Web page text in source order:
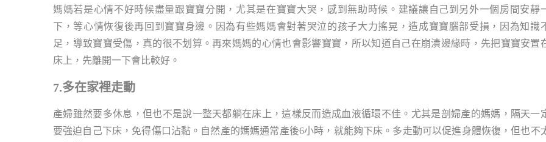
媽媽若是心情不好時候盡量跟寶寶分開，尤其是在寶寶大哭，感到無助時候。建議讓自己到另外一個房間安靜
下，等心情恢復後再回到寶寶身邊。因為有些媽媽會對著哭泣的孩子大力搖晃，造成寶寶腦部受損，因為知識
足，導致寶寶受傷，真的很不划算。再來媽媽的心情也會影響寶寶，所以知道自己在崩潰邊緣時，先把寶寶安置
床上，先離開一下會比較好。
7.多在家裡走動
產婦雖然要多休息，但也不是說一整天都躺在床上，這樣反而造成血液循環不佳。尤其是剖婦產的媽媽，隔天一
要強迫自己下床，免得傷口沾黏。自然產的媽媽通常產後6小時，就能夠下床。多走動可以促進身體恢復，但也不